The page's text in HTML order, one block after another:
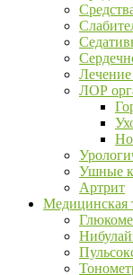
Лечение
ЛОР
Ушные
Артрит
Медицинская